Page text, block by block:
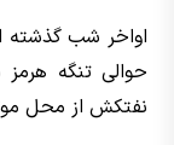
اواخر شب گذشته
حوالی تنگه هرمز
نفتکش از محل